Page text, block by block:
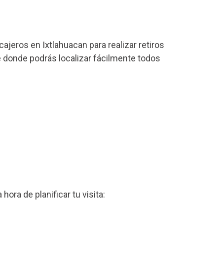
en Ixtlahuacan para realizar retiros
podrás localizar fácilmente todos
hora de planificar tu visita: